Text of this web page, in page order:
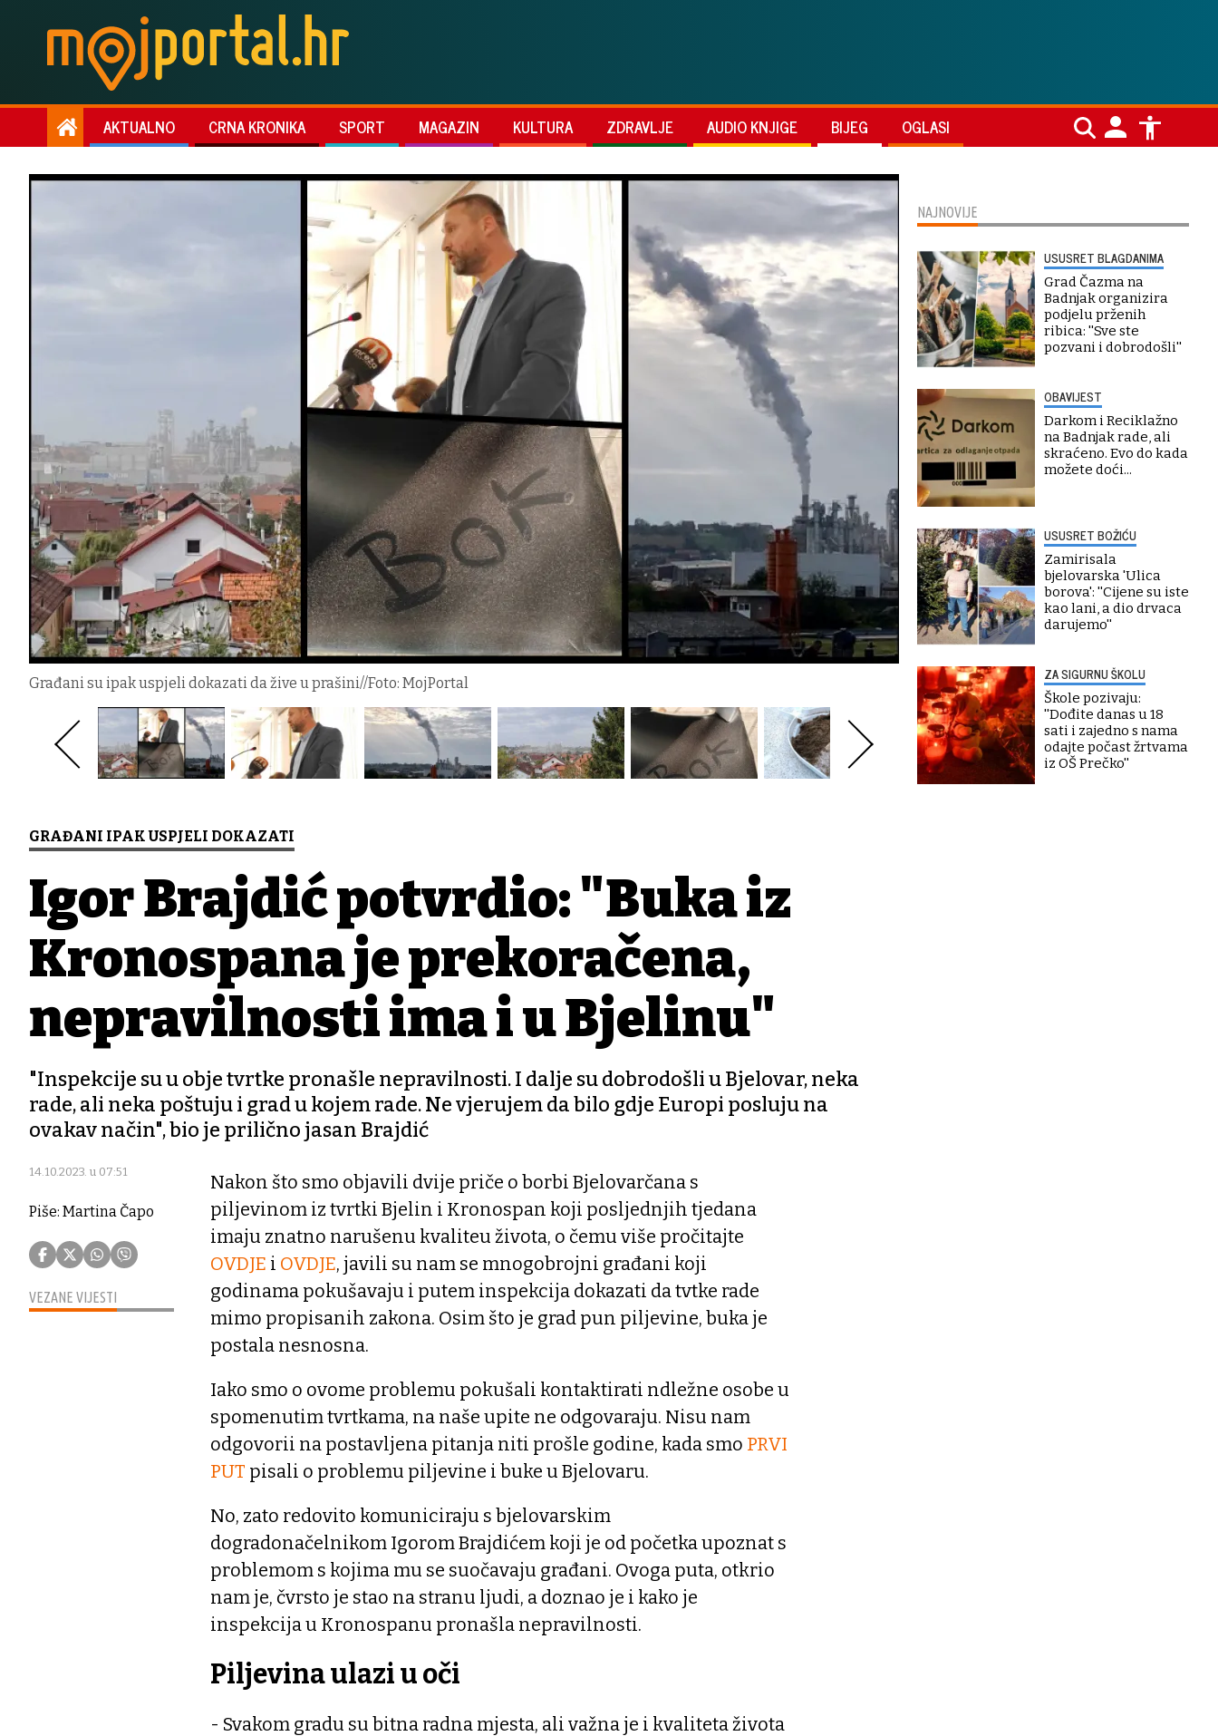
AKTUALNO CRNA KRONIKA SPORT MAGAZIN KULTURA ZDRAVLJE AUDIO KNJIGE BIJEG OGLASI
Građani su ipak uspjeli dokazati da žive u prašini//Foto: MojPortal
GRAĐANI IPAK USPJELI DOKAZATI
Igor Brajdić potvrdio: "Buka iz
Kronospana je prekoračena,
nepravilnosti ima i u Bjelinu"
"Inspekcije su u obje tvrtke pronašle nepravilnosti. I dalje su dobrodošli u Bjelovar, neka
rade, ali neka poštuju i grad u kojem rade. Ne vjerujem da bilo gdje Europi posluju na
ovakav način", bio je prilično jasan Brajdić
14.10.2023. u 07:51
Piše: Martina Čapo
VEZANE VIJESTI
Nakon što smo objavili dvije priče o borbi Bjelovarčana s
piljevinom iz tvrtki Bjelin i Kronospan koji posljednjih tjedana
imaju znatno narušenu kvaliteu života, o čemu više pročitajte
OVDJE i OVDJE, javili su nam se mnogobrojni građani koji
godinama pokušavaju i putem inspekcija dokazati da tvtke rade
mimo propisanih zakona. Osim što je grad pun piljevine, buka je
postala nesnosna.
Iako smo o ovome problemu pokušali kontaktirati ndležne osobe u
spomenutim tvrtkama, na naše upite ne odgovaraju. Nisu nam
odgovorii na postavljena pitanja niti prošle godine, kada smo PRVI
PUT pisali o problemu piljevine i buke u Bjelovaru.
No, zato redovito komuniciraju s bjelovarskim
dogradonačelnikom Igorom Brajdićem koji je od početka upoznat s
problemom s kojima mu se suočavaju građani. Ovoga puta, otkrio
nam je, čvrsto je stao na stranu ljudi, a doznao je i kako je
inspekcija u Kronospanu pronašla nepravilnosti.
Piljevina ulazi u oči
- Svakom gradu su bitna radna mjesta, ali važna je i kvaliteta života
NAJNOVIJE
USUSRET BLAGDANIMA
Grad Čazma na
Badnjak organizira
podjelu prženih
ribica: ''Sve ste
pozvani i dobrodošli''
OBAVIJEST
Darkom i Reciklažno
na Badnjak rade, ali
skraćeno. Evo do kada
možete doći...
USUSRET BOŽIĆU
Zamirisala
bjelovarska 'Ulica
borova': ''Cijene su iste
kao lani, a dio drvaca
darujemo''
ZA SIGURNU ŠKOLU
Škole pozivaju:
''Dođite danas u 18
sati i zajedno s nama
odajte počast žrtvama
iz OŠ Prečko''